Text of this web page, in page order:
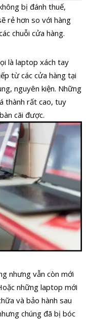
bị đánh thuế,
rẻ hơn so với hàng
chuỗi cửa hàng.
là laptop xách tay
từ các cửa hàng tại
nguyên kiện. Những
thành rất cao, tuy
cãi được.
nhưng vẫn còn mới
những laptop mới
và bảo hành sau
chúng đã bị bóc